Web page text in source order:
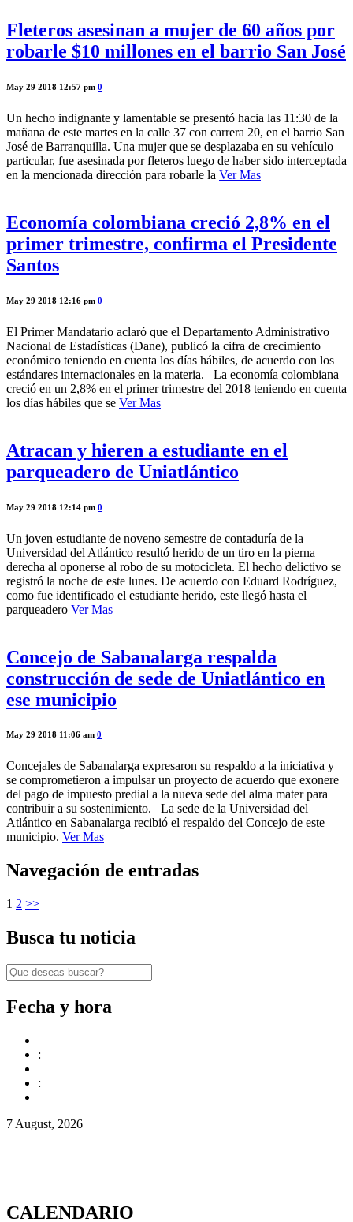
Fleteros asesinan a mujer de 60 años por
robarle $10 millones en el barrio San José
May 29 2018 12:57 pm 0
Un hecho indignante y lamentable se presentó hacia las 11:30 de la
mañana de este martes en la calle 37 con carrera 20, en el barrio San
José de Barranquilla. Una mujer que se desplazaba en su vehículo
particular, fue asesinada por fleteros luego de haber sido interceptada
en la mencionada dirección para robarle la Ver Mas
Economía colombiana creció 2,8% en el
primer trimestre, confirma el Presidente
Santos
May 29 2018 12:16 pm 0
El Primer Mandatario aclaró que el Departamento Administrativo
Nacional de Estadísticas (Dane), publicó la cifra de crecimiento
económico teniendo en cuenta los días hábiles, de acuerdo con los
estándares internacionales en la materia. La economía colombiana
creció en un 2,8% en el primer trimestre del 2018 teniendo en cuenta
los días hábiles que se Ver Mas
Atracan y hieren a estudiante en el
parqueadero de Uniatlántico
May 29 2018 12:14 pm 0
Un joven estudiante de noveno semestre de contaduría de la
Universidad del Atlántico resultó herido de un tiro en la pierna
derecha al oponerse al robo de su motocicleta. El hecho delictivo se
registró la noche de este lunes. De acuerdo con Eduard Rodríguez,
como fue identificado el estudiante herido, este llegó hasta el
parqueadero Ver Mas
Concejo de Sabanalarga respalda
construcción de sede de Uniatlántico en
ese municipio
May 29 2018 11:06 am 0
Concejales de Sabanalarga expresaron su respaldo a la iniciativa y
se comprometieron a impulsar un proyecto de acuerdo que exonere
del pago de impuesto predial a la nueva sede del alma mater para
contribuir a su sostenimiento. La sede de la Universidad del
Atlántico en Sabanalarga recibió el respaldo del Concejo de este
municipio. Ver Mas
Navegación de entradas
1 2 >>
Busca tu noticia
Fecha y hora
:
:
7 August, 2026
CALENDARIO